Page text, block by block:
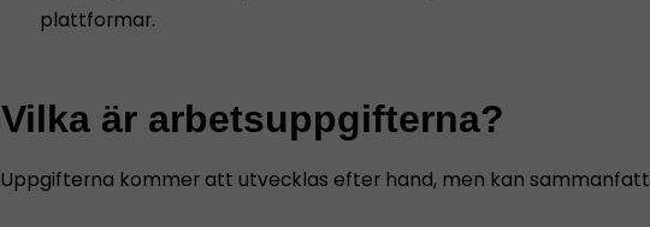
plattformar.
Vilka är arbetsuppgifterna?
Uppgifterna kommer att utvecklas efter hand, men kan